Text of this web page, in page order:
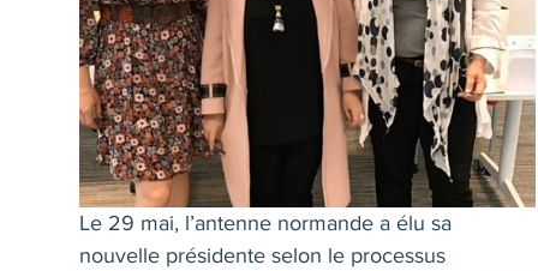
Le 29 mai, l’antenne normande a élu sa
nouvelle présidente selon le processus